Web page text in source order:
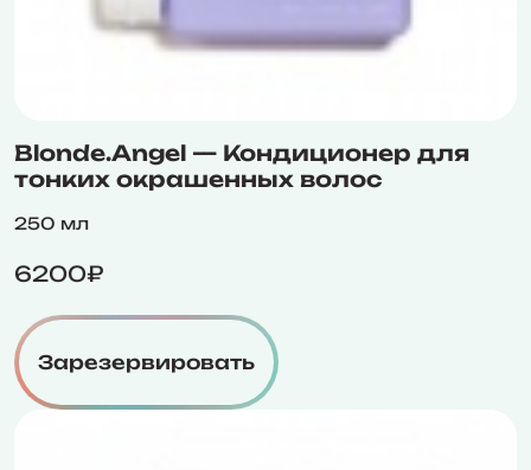
Blonde.Angel — Кондиционер для
тонких окрашенных волос
250 мл
6200₽
Зарезервировать